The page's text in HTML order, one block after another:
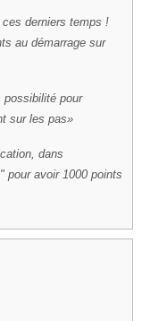
ces derniers temps !
au démarrage sur
possibilité pour
sur les pas
dans
pour avoir 1000 points